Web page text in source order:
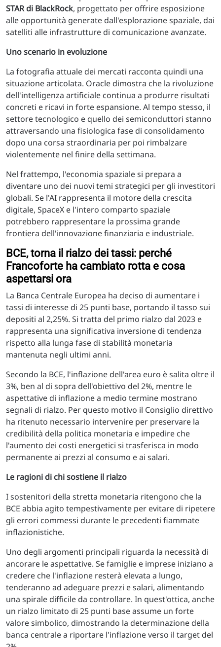
STAR di BlackRock, progettato per offrire esposizione
alle opportunità generate dall'esplorazione spaziale, dai
satelliti alle infrastrutture di comunicazione avanzate.
Uno scenario in evoluzione
La fotografia attuale dei mercati racconta quindi una
situazione articolata. Oracle dimostra che la rivoluzione
dell'intelligenza artificiale continua a produrre risultati
concreti e ricavi in forte espansione. Al tempo stesso, il
settore tecnologico e quello dei semiconduttori stanno
attraversando una fisiologica fase di consolidamento
dopo una corsa straordinaria per poi rimbalzare
violentemente nel finire della settimana.
Nel frattempo, l'economia spaziale si prepara a
diventare uno dei nuovi temi strategici per gli investitori
globali. Se l'AI rappresenta il motore della crescita
digitale, SpaceX e l'intero comparto spaziale
potrebbero rappresentare la prossima grande
frontiera dell'innovazione finanziaria e industriale.
BCE, torna il rialzo dei tassi: perché
Francoforte ha cambiato rotta e cosa
aspettarsi ora
La Banca Centrale Europea ha deciso di aumentare i
tassi di interesse di 25 punti base, portando il tasso sui
depositi al 2,25%. Si tratta del primo rialzo dal 2023 e
rappresenta una significativa inversione di tendenza
rispetto alla lunga fase di stabilità monetaria
mantenuta negli ultimi anni.
Secondo la BCE, l'inflazione dell'area euro è salita oltre il
3%, ben al di sopra dell'obiettivo del 2%, mentre le
aspettative di inflazione a medio termine mostrano
segnali di rialzo. Per questo motivo il Consiglio direttivo
ha ritenuto necessario intervenire per preservare la
credibilità della politica monetaria e impedire che
l'aumento dei costi energetici si trasferisca in modo
permanente ai prezzi al consumo e ai salari.
Le ragioni di chi sostiene il rialzo
I sostenitori della stretta monetaria ritengono che la
BCE abbia agito tempestivamente per evitare di ripetere
gli errori commessi durante le precedenti fiammate
inflazionistiche.
Uno degli argomenti principali riguarda la necessità di
ancorare le aspettative. Se famiglie e imprese iniziano a
credere che l'inflazione resterà elevata a lungo,
tenderanno ad adeguare prezzi e salari, alimentando
una spirale difficile da controllare. In quest'ottica, anche
un rialzo limitato di 25 punti base assume un forte
valore simbolico, dimostrando la determinazione della
banca centrale a riportare l'inflazione verso il target del